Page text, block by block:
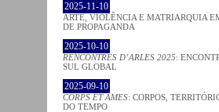
2025-11-10
ARTE, VIOLÊNCIA E MATRIARQUIA
DE PROPAGANDA
2025-10-10
RENCONTRES D’ARLES 2025:
SUL GLOBAL
2025-09-10
CORPS ET ÂMES: CORPOS,
DO TEMPO